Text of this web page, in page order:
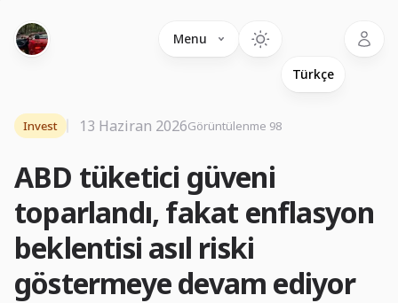
Menu
ABD tüketici güveni
toparlandı, fakat enflasyon
beklentisi asıl riski
göstermeye devam ediyor
Invest 13 Haziran 2026Görüntülenme 98